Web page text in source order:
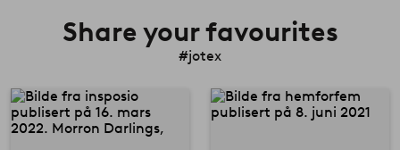
Share your favourites
#jotex